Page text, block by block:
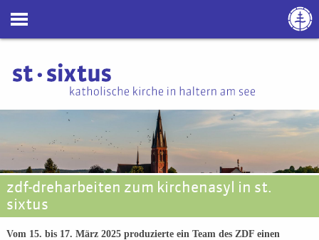
zdf-dreharbeiten zum kirchenasyl in st.
sixtus
Vom 15. bis 17. März 2025 produzierte ein Team des ZDF einen